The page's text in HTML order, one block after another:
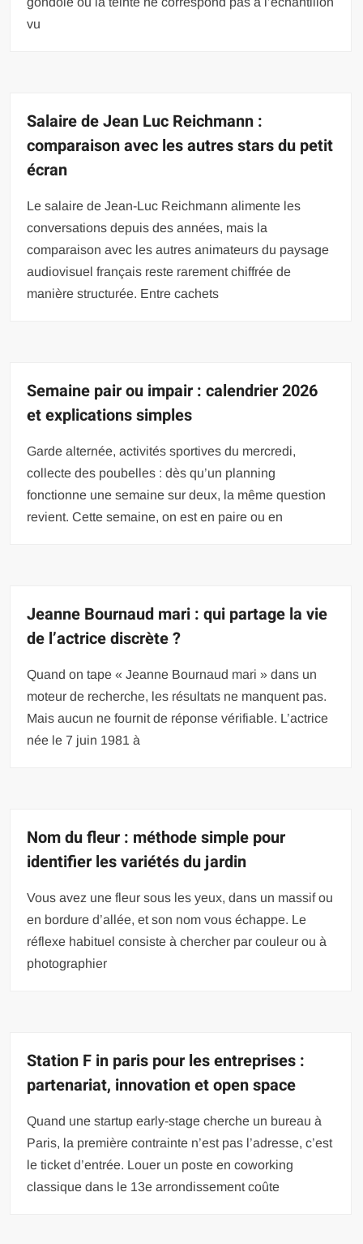
vu
Salaire de Jean Luc Reichmann :
comparaison avec les autres stars du petit
écran
Le salaire de Jean-Luc Reichmann alimente les
conversations depuis des années, mais la
comparaison avec les autres animateurs du paysage
audiovisuel français reste rarement chiffrée de
manière structurée. Entre cachets
Semaine pair ou impair : calendrier 2026
et explications simples
Garde alternée, activités sportives du mercredi,
collecte des poubelles : dès qu’un planning
fonctionne une semaine sur deux, la même question
revient. Cette semaine, on est en paire ou en
Jeanne Bournaud mari : qui partage la vie
de l’actrice discrète ?
Quand on tape « Jeanne Bournaud mari » dans un
moteur de recherche, les résultats ne manquent pas.
Mais aucun ne fournit de réponse vérifiable. L’actrice
née le 7 juin 1981 à
Nom du fleur : méthode simple pour
identifier les variétés du jardin
Vous avez une fleur sous les yeux, dans un massif ou
en bordure d’allée, et son nom vous échappe. Le
réflexe habituel consiste à chercher par couleur ou à
photographier
Station F in paris pour les entreprises :
partenariat, innovation et open space
Quand une startup early-stage cherche un bureau à
Paris, la première contrainte n’est pas l’adresse, c’est
le ticket d’entrée. Louer un poste en coworking
classique dans le 13e arrondissement coûte